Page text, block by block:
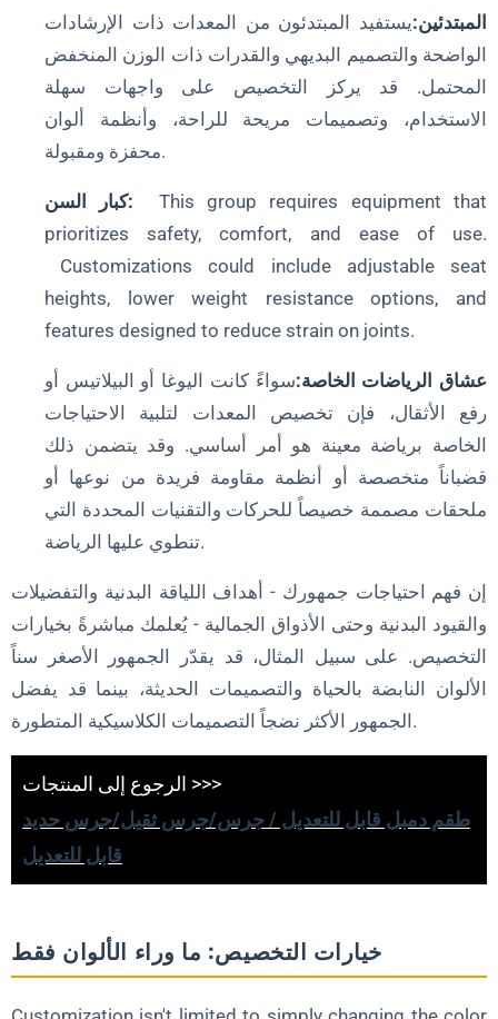
المبتدئين:يستفيد المبتدئون من المعدات ذات الإرشادات
الواضحة والتصميم البديهي والقدرات ذات الوزن المنخفض
المحتمل. قد يركز التخصيص على واجهات سهلة
الاستخدام، وتصميمات مريحة للراحة، وأنظمة ألوان
محفزة ومقبولة.
كبار السن: This group requires equipment that
prioritizes safety, comfort, and ease of use.
Customizations could include adjustable seat
heights, lower weight resistance options, and
features designed to reduce strain on joints.
عشاق الرياضات الخاصة:سواءً كانت اليوغا أو البيلاتيس أو
رفع الأثقال، فإن تخصيص المعدات لتلبية الاحتياجات
الخاصة برياضة معينة هو أمر أساسي. وقد يتضمن ذلك
قضباناً متخصصة أو أنظمة مقاومة فريدة من نوعها أو
ملحقات مصممة خصيصاً للحركات والتقنيات المحددة التي
تنطوي عليها الرياضة.
إن فهم احتياجات جمهورك - أهداف اللياقة البدنية والتفضيلات
والقيود البدنية وحتى الأذواق الجمالية - يُعلمك مباشرةً بخيارات
التخصيص. على سبيل المثال، قد يقدّر الجمهور الأصغر سناً
الألوان النابضة بالحياة والتصميمات الحديثة، بينما قد يفضل
الجمهور الأكثر نضجاً التصميمات الكلاسيكية المتطورة.
الرجوع إلى المنتجات >>>
طقم دمبل قابل للتعديل / جرس/جرس ثقيل/جرس حديد
قابل للتعديل
خيارات التخصيص: ما وراء الألوان فقط